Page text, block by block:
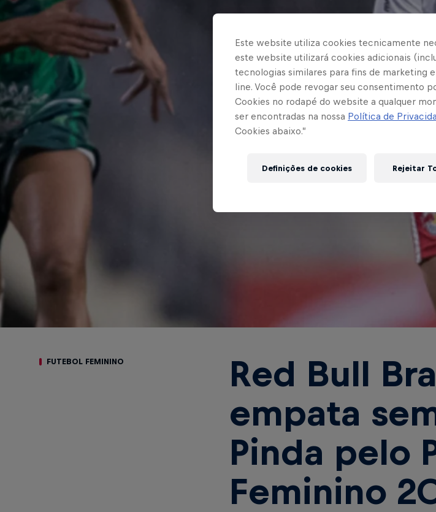
FUTEBOL FEMININO
Red Bull
empata
Pinda pelo
Feminino
Este website utiliza cookies tecnicamente
este website utilizará cookies adicionais
tecnologias similares para fins de marketing
line. Você pode revogar seu consentimento
Cookies no rodapé do website a qualquer
ser encontradas na nossa Política de
Cookies abaixo.”
Definições de cookies Rejeitar